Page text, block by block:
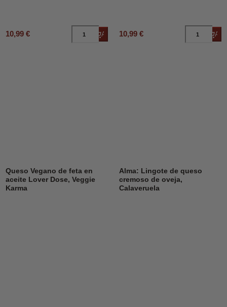
10,99 € Añadir al carrito
10,99 €
Queso Vegano de feta en
aceite Lover Dose, Veggie
Karma
Alma: Lingote de queso
cremoso de oveja,
Calaveruela